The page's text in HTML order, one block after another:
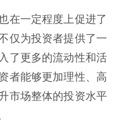
在一定程度上促进了
仅为投资者提供了一
了更多的流动性和活
者能够更加理性、高
市场整体的投资水平